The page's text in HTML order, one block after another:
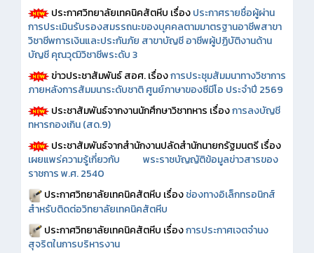
ประกาศวิทยาลัยเทคนิคสัตหีบ เรื่องประกาศรายชื่อผู้ผ่าน
การประเมินรับรองสมรรถนะของบุคคลตามมาตรฐานอาชีพสาขา
วิชาชีพการเงินและประกันภัย สาขาบัญชี อาชีพผู้ปฏิบัติงานด้าน
บัญชี คุณวุฒิวิชาชีพระดับ 3
ข่าวประชาสัมพันธ์ สอศ.เรื่องการประชุมสัมมนาทางวิชาการ
ภายหลังการสัมมนาระดับชาติ ศูนย์ภาษาของซีมีโอ ประจำปี 2569
ประชาสัมพันธ์จากงานนักศึกษาวิชาทหาร เรื่องการลงบัญชี
ทหารกองเกิน (สด.9)
ประชาสัมพันธ์จากสำนักงานปลัดสำนักนายกรัฐมนตรี เรื่อง
เผยแพร่ความรู้เกี่ยวกับ พระราชบัญญัติข้อมูลข่าวสารของ
ราชการ พ.ศ. 2540
ประกาศวิทยาลัยเทคนิคสัตหีบ เรื่องช่องทางอิเล็กทรอนิกส์
สำหรับติดต่อวิทยาลัยเทคนิคสัตหีบ
ประกาศวิทยาลัยเทคนิคสัตหีบ เรื่องการประกาศเจตจำนง
สุจริตในการบริหารงาน